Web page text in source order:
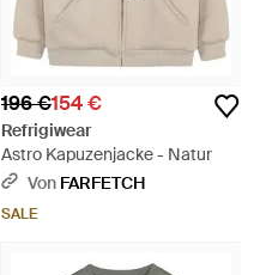
196 €154 €
Refrigiwear
Astro Kapuzenjacke - Natur
Von FARFETCH
SALE